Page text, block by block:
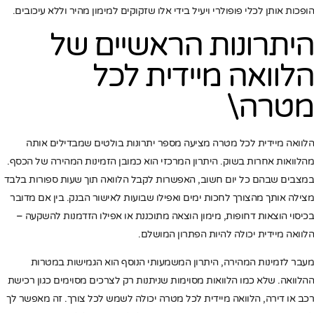
הופכות אותן לכלי פופולרי ויעיל בידי אלו שזקוקים למימון מהיר וללא עיכובים.
היתרונות הראשיים של
הלוואה מיידית לכל
מטרה\
הלוואה מיידית לכל מטרה מציעה מספר יתרונות בולטים שמבדילים אותה
מהלוואות אחרות בשוק. היתרון המרכזי הוא כמובן הזמינות המהירה של הכסף.
במצבים שבהם כל יום חשוב, האפשרות לקבל הלוואה תוך שעות ספורות בלבד
מצילה אותך מהצורך לחכות ימים ואפילו שבועות לאישור הבנק. בין אם מדובר
בכיסוי הוצאות דחופות, מימון הוצאה מתוכננת או אפילו הזדמנות להשקעה –
הלוואה מיידית יכולה להיות הפתרון המושלם.
מעבר לזמינות המהירה, היתרון המשמעותי הנוסף הוא הגמישות במטרות
ההלוואה. שלא כמו הלוואות מסוימות שניתנות רק לצרכים מסוימים כגון רכישת
רכב או דירה, הלוואה מיידית לכל מטרה יכולה לשמש לכל צורך. זה מאפשר לך